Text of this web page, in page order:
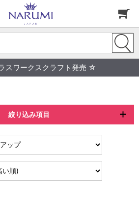
スワークスクラフト発売 ☆
絞り込み項目